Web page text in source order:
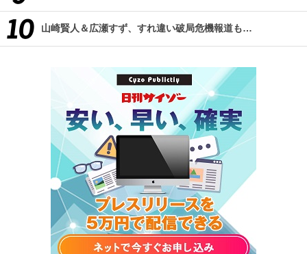
山崎賢人＆広瀬すず、すれ違い破局危機報道も…